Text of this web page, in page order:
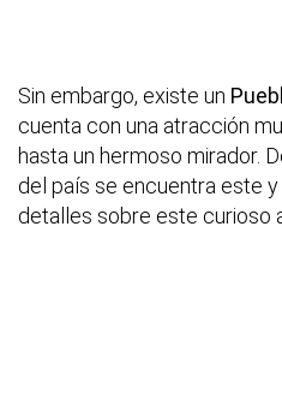
Sin embargo, existe un
cuenta con una atracción
hasta un hermoso mirador.
del país se encuentra este
detalles sobre este curioso